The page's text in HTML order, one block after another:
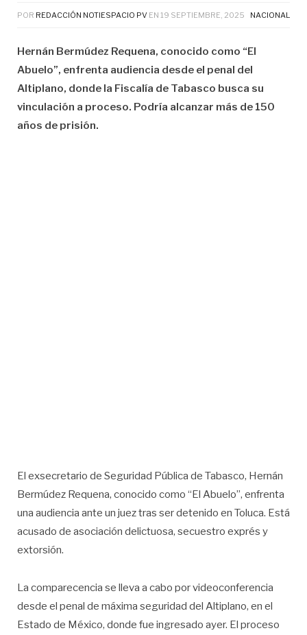
POR REDACCIÓN NOTIESPACIO PV EN 19 SEPTIEMBRE, 2025 NACIONAL
Hernán Bermúdez Requena, conocido como “El
Abuelo”, enfrenta audiencia desde el penal del
Altiplano, donde la Fiscalía de Tabasco busca su
vinculación a proceso. Podría alcanzar más de 150
años de prisión.
El exsecretario de Seguridad Pública de Tabasco, Hernán
Bermúdez Requena, conocido como “El Abuelo”, enfrenta
una audiencia ante un juez tras ser detenido en Toluca. Está
acusado de asociación delictuosa, secuestro exprés y
extorsión.
La comparecencia se lleva a cabo por videoconferencia
desde el penal de máxima seguridad del Altiplano, en el
Estado de México, donde fue ingresado ayer. El proceso